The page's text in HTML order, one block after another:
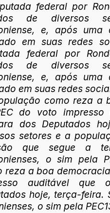
federal por
de diversos
e, após uma
em suas redes
federal por
de diversos
e, após uma
em suas redes
como reza a
do voto impresso
dos Deputados
setores e a
que segue a
o sim pela
reza a boa
auditável que
hoje, terça-feira.
o sim pela